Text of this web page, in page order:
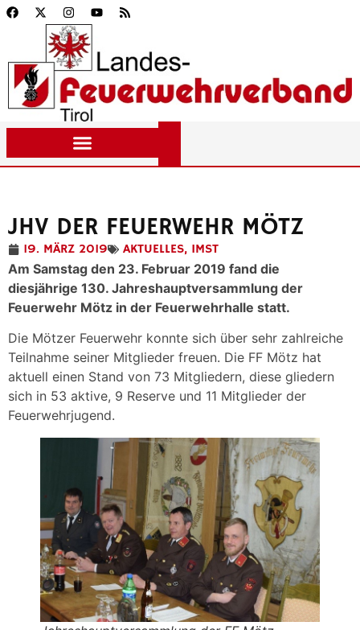
JHV DER FEUERWEHR MÖTZ
19. MÄRZ 2019 AKTUELLES, IMST
Am Samstag den 23. Februar 2019 fand die
diesjährige 130. Jahreshauptversammlung der
Feuerwehr Mötz in der Feuerwehrhalle statt.
Die Mötzer Feuerwehr konnte sich über sehr zahlreiche
Teilnahme seiner Mitglieder freuen. Die FF Mötz hat
aktuell einen Stand von 73 Mitgliedern, diese gliedern
sich in 53 aktive, 9 Reserve und 11 Mitglieder der
Feuerwehrjugend.